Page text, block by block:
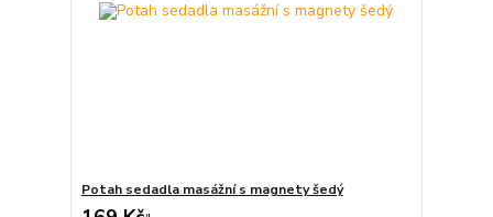
Potah sedadla masážní s magnety šedý